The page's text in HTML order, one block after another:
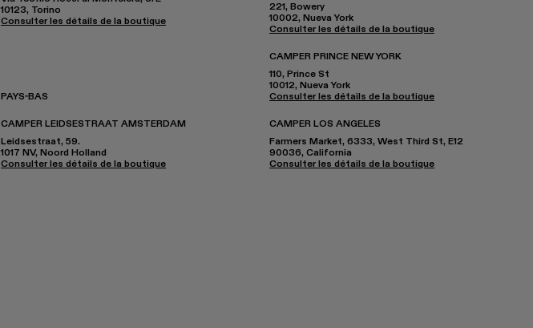
10123, Torino
Consulter les détails de la boutique
PAYS-BAS
CAMPER LEIDSESTRAAT AMSTERDAM
Leidsestraat, 59.
1017 NV, Noord Holland
Consulter les détails de la boutique
221, Bowery
10002, Nueva York
Consulter les détails de la boutique
CAMPER PRINCE NEW YORK
110, Prince St
10012, Nueva York
Consulter les détails de la boutique
CAMPER LOS ANGELES
Farmers Market, 6333, West Third St, E12
90036, California
Consulter les détails de la boutique